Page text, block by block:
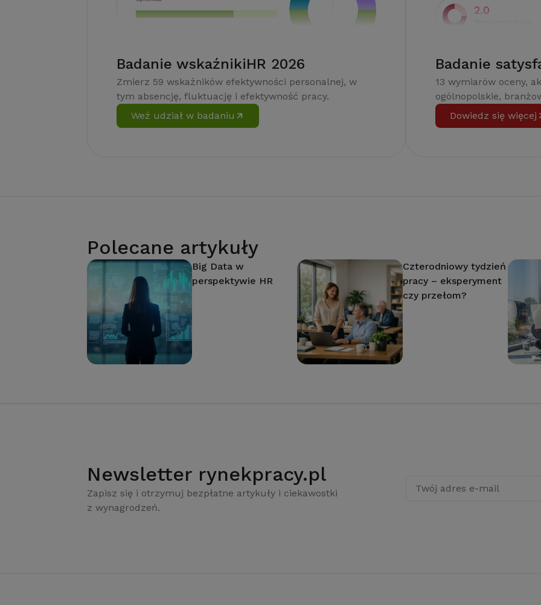
Badanie wskaźnikiHR 2026
Zmierz 59 wskaźników efektywności personalnej, w
tym absencję, fluktuację i efektywność pracy.
Weź udział w badaniu
Badanie
13 wymiarów oceny,
ogólnopolskie,
Dowiedz się więcej
Polecane artykuły
Big Data w
perspektywie HR
Czterodniowy tydzień
pracy – eksperyment
czy przełom?
Newsletter rynekpracy.pl
Zapisz się i otrzymuj bezpłatne artykuły i ciekawostki
z wynagrodzeń.
Twój adres e-mail